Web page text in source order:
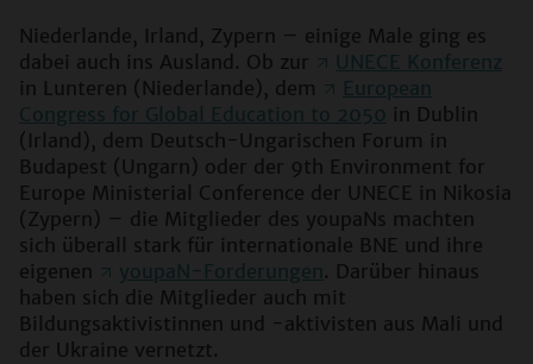
Niederlande, Irland, Zypern – einige Male ging es
dabei auch ins Ausland. Ob zur
UNECE Konferenz
in Lunteren (Niederlande), dem
European
Congress for Global Education to 2050 in Dublin
(Irland), dem Deutsch-Ungarischen Forum in
Budapest (Ungarn) oder der 9th Environment for
Europe Ministerial Conference der UNECE in Nikosia
(Zypern) – die Mitglieder des youpaNs machten
sich überall stark für internationale BNE und ihre
eigenen
youpaN-Forderungen . Darüber hinaus
haben sich die Mitglieder auch mit
Bildungsaktivistinnen und -aktivisten aus Mali und
der Ukraine vernetzt.